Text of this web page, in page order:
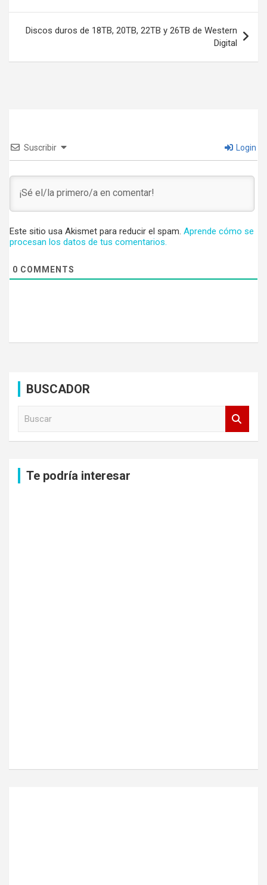
entradas
Discos duros de 18TB, 20TB, 22TB y 26TB de Western
Digital
Suscribir Login
Este sitio usa Akismet para reducir el spam. Aprende cómo se
procesan los datos de tus comentarios.
0 COMMENTS
BUSCADOR
Te podría interesar